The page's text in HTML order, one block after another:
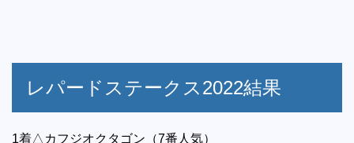
レパードステークス2022結果
1着△カフジオクタゴン（7番人気）